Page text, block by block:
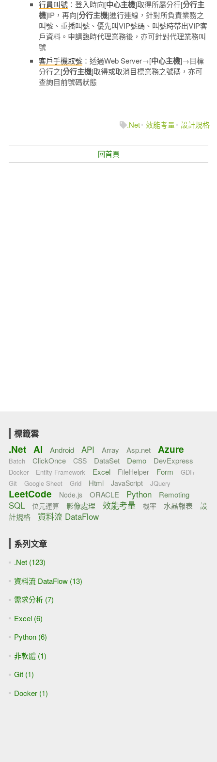
行員叫號：登入時向[中心主機]取得所屬分行[分行主
機]IP，再向[分行主機]進行連線，針對所負責業務之
叫號、重播叫號、優先叫VIP號碼、叫號時帶出VIP客
戶資料。申請臨時代理業務後，亦可針對代理業務叫
號
客戶手機取號：透過Web Server→[中心主機]→目標
分行之[分行主機]取得或取消目標業務之號碼，亦可
查詢目前號碼狀態
.Net 效能考量 設計規格
回首頁
標籤雲
.Net AI Android API Array Asp.net Azure
Batch ClickOnce CSS DataSet Demo DevExpress
Docker Entity Framework Excel FileHelper Form
GDI+
Git
Google Sheet Grid Html JavaScript JQuery
LeetCode Node.js ORACLE Python Remoting
SQL 位元運算 影像處理 效能考量 機率 水晶報表
設
計規格
資料流 DataFlow
系列文章
.Net (123)
資料流 DataFlow (13)
需求分析 (7)
Excel (6)
Python (6)
非軟體 (1)
Git (1)
Docker (1)